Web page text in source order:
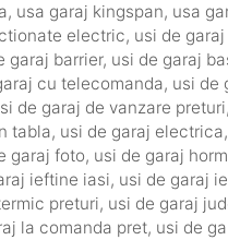
, usa garaj kingspan, usa
electric, usi de
garaj barrier, usi de garaj
cu telecomanda, usi de
de garaj de vanzare preturi
tabla, usi de garaj electrica
garaj foto, usi de garaj
ieftine iasi, usi de garaj
preturi, usi de garaj
la comanda pret, usi de